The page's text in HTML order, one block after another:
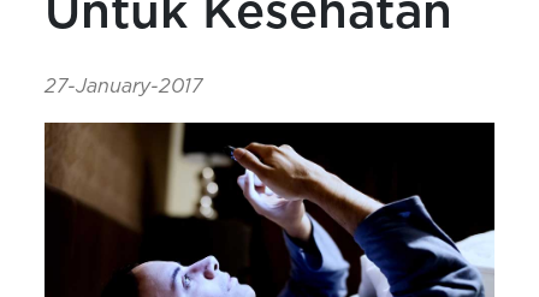
27-January-2017